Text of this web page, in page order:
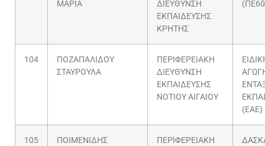
ΜΑΡΙΑ
ΔΙΕΥΘΥΝΣΗ
ΕΚΠΑΙΔΕΥΣΗΣ
ΚΡΗΤΗΣ
104
ΠΟΖΑΠΑΛΙΔΟΥ
ΣΤΑΥΡΟΥΛΑ
ΠΕΡΙΦΕΡΕΙΑΚΗ
ΔΙΕΥΘΥΝΣΗ
ΕΚΠΑΙΔΕΥΣΗΣ
ΝΟΤΙΟΥ ΑΙΓΑΙΟΥ
(ΕΑΕ)
105
ΠΟΙΜΕΝΙΔΗΣ
ΠΕΡΙΦΕΡΕΙΑΚΗ